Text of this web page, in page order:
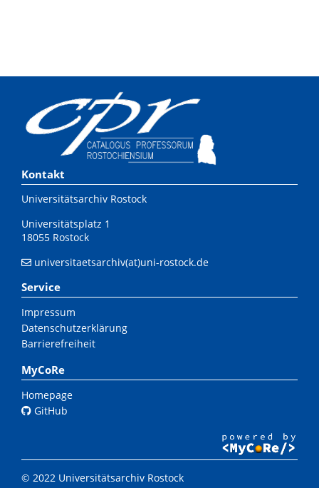
Kontakt
Universitätsarchiv Rostock
Universitätsplatz 1
18055 Rostock
universitaetsarchiv(at)uni-rostock.de
Service
Impressum
Datenschutzerklärung
Barrierefreiheit
MyCoRe
Homepage
GitHub
© 2022 Universitätsarchiv Rostock